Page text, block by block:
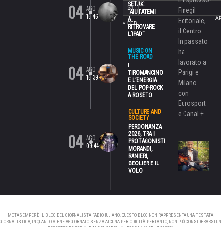
04 AGO
16:46
SETAK:
“AIUTATEMI
A
RITROVARE
L’IPAD”
04 AGO
16:39
MUSIC ON
THE ROAD
TIROMANCINO
E L’ENERGIA
DEL POP-ROCK
A ROSETO
04 AGO
09:44
CULTURE AND
SOCIETY
PERDONANZA
2026, TRA I
PROTAGONISTI
MORANDI,
RANIERI,
GEOLIER E IL
VOLO
« FEB
31
Finegil
Editoriale,
il Centro.
In passato
ha
lavorato a
Parigi e
Milano
con
Eurosport
e Canal + .
MOTASEMPER È IL BLOG DEL GIORNALISTA FABIO IULIANO. QUESTO BLOG NON RAPPRESENTA UNA TESTATA
GIORNALISTICA, IN QUANTO VIENE AGGIORNATO SENZA ALCUNA PERIODICITÀ. PERTANTO, NON PUÒ CONSIDERARSI UN